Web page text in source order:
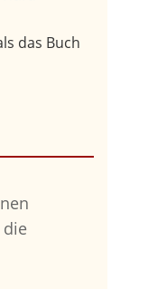
das Buch